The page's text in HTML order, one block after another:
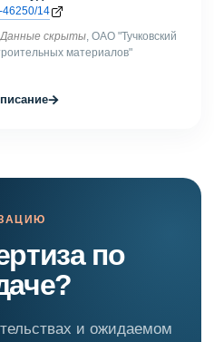
14
Данные скрыты, ОАО "Тучковский
материалов"
→
по
и ожидаемом